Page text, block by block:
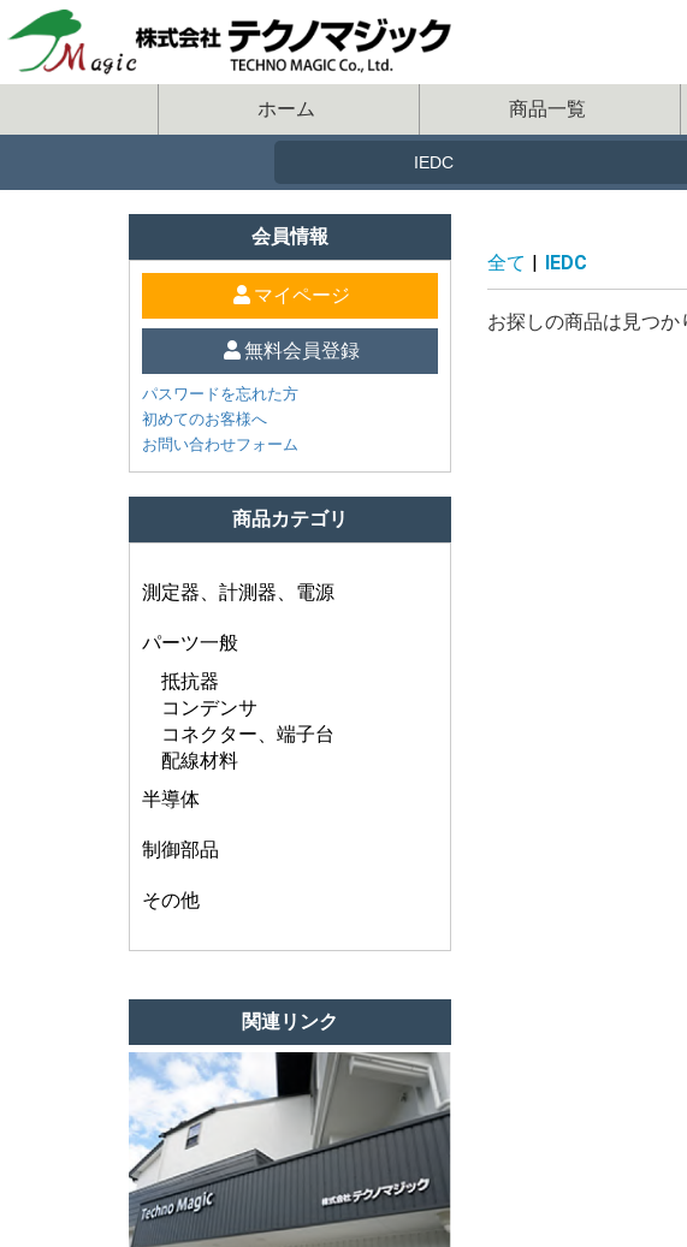
ホーム 商品一覧
会員情報
マイページ
無料会員登録
パスワードを忘れた方
初めてのお客様へ
お問い合わせフォーム
商品カテゴリ
測定器、計測器、電源
パーツ一般
抵抗器
コンデンサ
コネクター、端子台
配線材料
半導体
制御部品
その他
関連リンク
全て | IEDC
お探しの商品は見つか